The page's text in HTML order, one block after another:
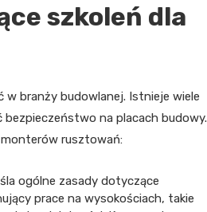
szkoleń dla
branży budowlanej. Istnieje wiele
na placach budowy.
rusztowań:
ogólne zasady dotyczące
prace na wysokościach, takie